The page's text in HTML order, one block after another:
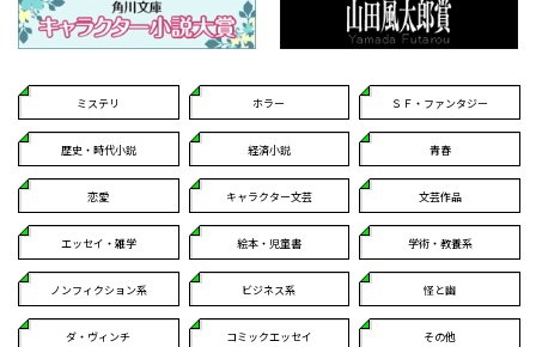
ミステリ ホラー ＳＦ・ファンタジー
歴史・時代小説 経済小説 青春
恋愛 キャラクター文芸 文芸作品
エッセイ・雑学 絵本・児童書 学術・教養系
ノンフィクション系 ビジネス系 怪と幽
ダ・ヴィンチ コミックエッセイ その他